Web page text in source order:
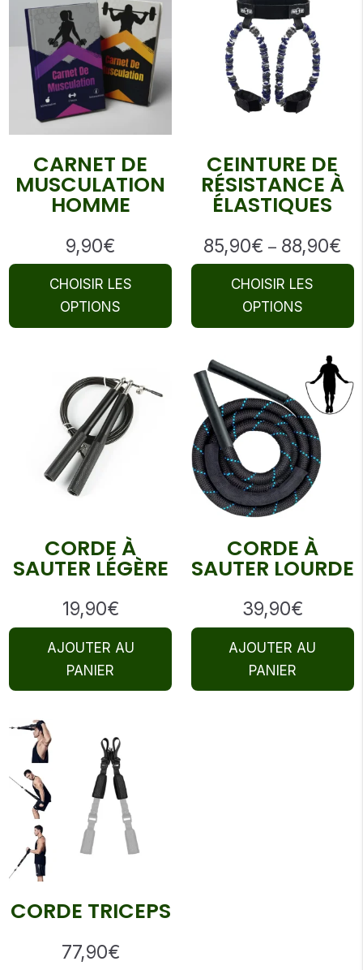
CARNET DE
MUSCULATION
HOMME
9,90€
CHOISIR LES
OPTIONS
CEINTURE DE
RÉSISTANCE À
ÉLASTIQUES
85,90€ – 88,90€
CHOISIR LES
OPTIONS
CORDE À
SAUTER LÉGÈRE
19,90€
AJOUTER AU
PANIER
CORDE À
SAUTER LOURDE
39,90€
AJOUTER AU
PANIER
CORDE TRICEPS
77,90€